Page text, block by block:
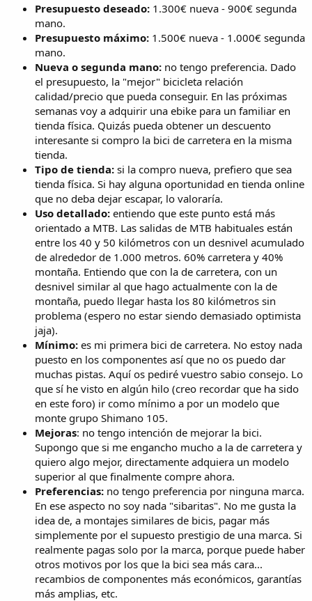
Presupuesto deseado: 1.300€ nueva - 900€ segunda
mano.
Presupuesto máximo: 1.500€ nueva - 1.000€ segunda
mano.
Nueva o segunda mano: no tengo preferencia. Dado
el presupuesto, la "mejor" bicicleta relación
calidad/precio que pueda conseguir. En las próximas
semanas voy a adquirir una ebike para un familiar en
tienda física. Quizás pueda obtener un descuento
interesante si compro la bici de carretera en la misma
tienda.
Tipo de tienda: si la compro nueva, prefiero que sea
tienda física. Si hay alguna oportunidad en tienda online
que no deba dejar escapar, lo valoraría.
Uso detallado: entiendo que este punto está más
orientado a MTB. Las salidas de MTB habituales están
entre los 40 y 50 kilómetros con un desnivel acumulado
de alrededor de 1.000 metros. 60% carretera y 40%
montaña. Entiendo que con la de carretera, con un
desnivel similar al que hago actualmente con la de
montaña, puedo llegar hasta los 80 kilómetros sin
problema (espero no estar siendo demasiado optimista
jaja).
Mínimo: es mi primera bici de carretera. No estoy nada
puesto en los componentes así que no os puedo dar
muchas pistas. Aquí os pediré vuestro sabio consejo. Lo
que sí he visto en algún hilo (creo recordar que ha sido
en este foro) ir como mínimo a por un modelo que
monte grupo Shimano 105.
Mejoras: no tengo intención de mejorar la bici.
Supongo que si me engancho mucho a la de carretera y
quiero algo mejor, directamente adquiera un modelo
superior al que finalmente compre ahora.
Preferencias: no tengo preferencia por ninguna marca.
En ese aspecto no soy nada "sibaritas". No me gusta la
idea de, a montajes similares de bicis, pagar más
simplemente por el supuesto prestigio de una marca. Si
realmente pagas solo por la marca, porque puede haber
otros motivos por los que la bici sea más cara...
recambios de componentes más económicos, garantías
más amplias, etc.